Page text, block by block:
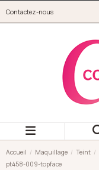
Contactez-nous
Accueil Maquillage Teint
pt458-009-topface